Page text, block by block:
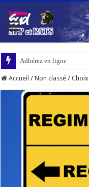
Adhérez en ligne
Accueil / Non classé /